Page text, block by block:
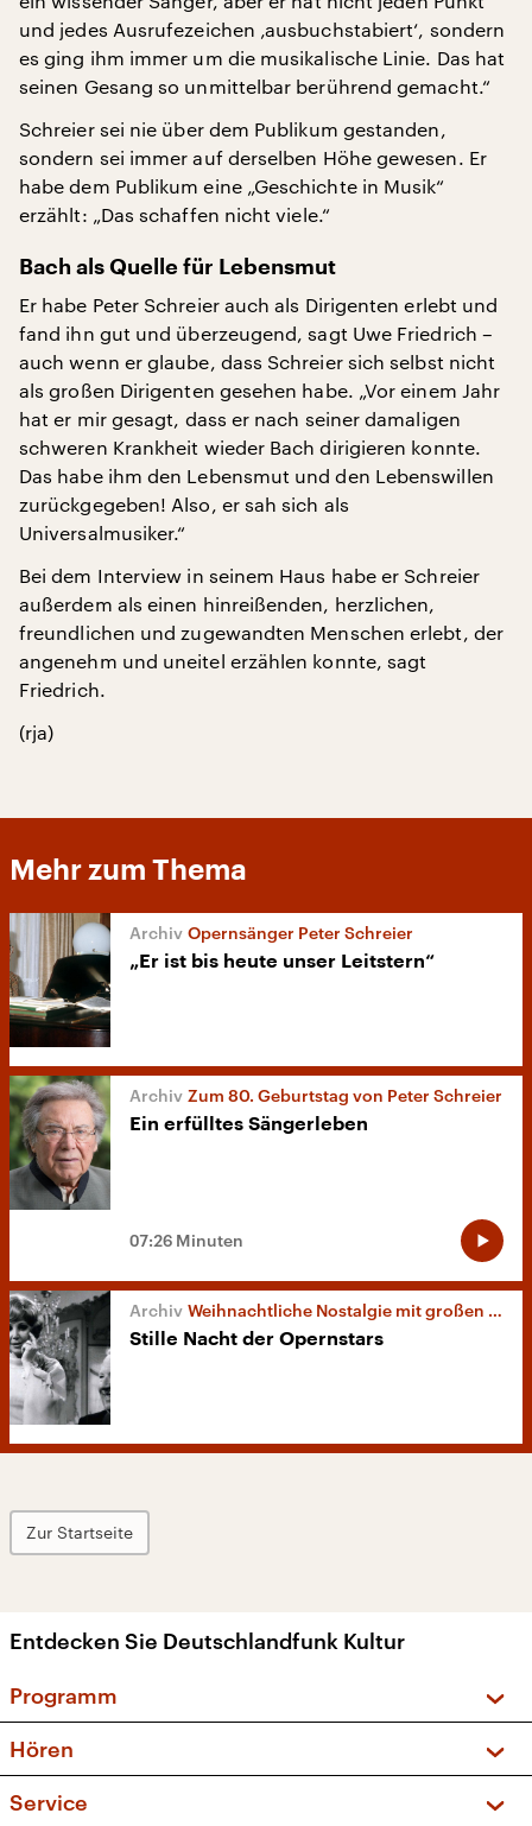
und jedes Ausrufezeichen ‚ausbuchstabiert‘, sondern
es ging ihm immer um die musikalische Linie. Das hat
seinen Gesang so unmittelbar berührend gemacht.“
Schreier sei nie über dem Publikum gestanden,
sondern sei immer auf derselben Höhe gewesen. Er
habe dem Publikum eine „Geschichte in Musik“
erzählt: „Das schaffen nicht viele.“
Bach als Quelle für Lebensmut
Er habe Peter Schreier auch als Dirigenten erlebt und
fand ihn gut und überzeugend, sagt Uwe Friedrich –
auch wenn er glaube, dass Schreier sich selbst nicht
als großen Dirigenten gesehen habe. „Vor einem Jahr
hat er mir gesagt, dass er nach seiner damaligen
schweren Krankheit wieder Bach dirigieren konnte.
Das habe ihm den Lebensmut und den Lebenswillen
zurückgegeben! Also, er sah sich als
Universalmusiker.“
Bei dem Interview in seinem Haus habe er Schreier
außerdem als einen hinreißenden, herzlichen,
freundlichen und zugewandten Menschen erlebt, der
angenehm und uneitel erzählen konnte, sagt
Friedrich.
(rja)
Mehr zum Thema
Opernsänger Peter Schreier
„Er ist bis heute unser Leitstern“
Zum 80. Geburtstag von Peter Schreier
Ein erfülltes Sängerleben
07:26 Minuten
Weihnachtliche Nostalgie mit großen Stimmen
Stille Nacht der Opernstars
Zur Startseite
Entdecken Sie Deutschlandfunk Kultur
Programm
Sendungen und Podcasts
Musikliste
Hören
Service